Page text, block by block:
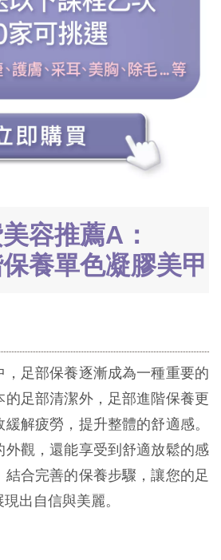
容推薦A：
養單色凝膠美甲
足部保養逐漸成為一種重要的
的足部清潔外，足部進階保養更
解疲勞，提升整體的舒適感。
外觀，還能享受到舒適放鬆的感
合完善的保養步驟，讓您的足
出自信與美麗。